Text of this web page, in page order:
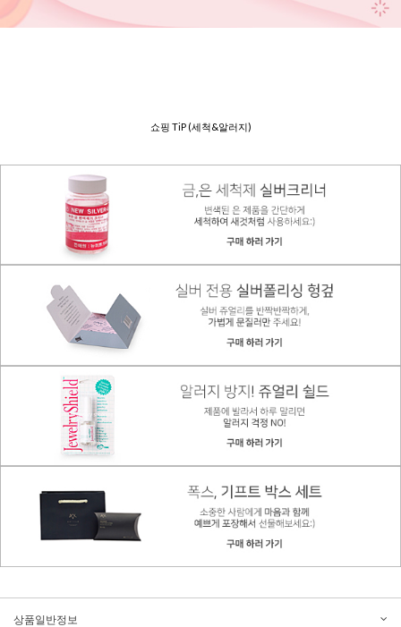
쇼핑 TiP (세척&알러지)
상품일반정보